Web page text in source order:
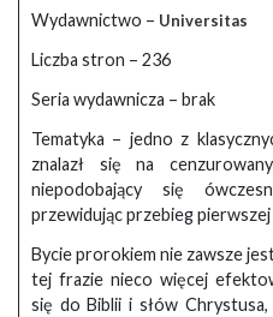
Wydawnictwo – Universitas
Liczba stron – 236
Seria wydawnicza – brak
Tematyka – jedno z
znalazł się na
niepodobający się
przewidując przebieg
Bycie prorokiem nie zawsze
tej frazie nieco więcej
się do Biblii i słów